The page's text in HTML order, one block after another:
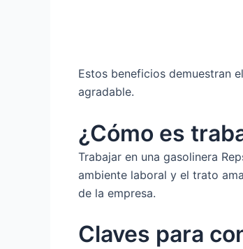
Estos beneficios demuestran
agradable.
¿Cómo es
Trabajar en una gasolinera
ambiente laboral y el trato
de la empresa.
Claves para